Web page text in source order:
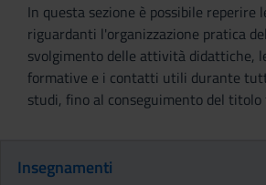
In questa sezione è possibile reperire
riguardanti l'organizzazione pratica
svolgimento delle attività didattiche,
formative e i contatti utili durante
studi, fino al conseguimento del titolo
Insegnamenti